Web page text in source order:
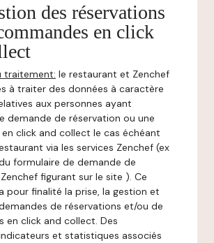
des réservations
en click
traitement: le restaurant et Zenchef
à traiter des données à caractère
aux personnes ayant
demande de réservation ou une
click and collect le cas échéant
via les services Zenchef (ex
formulaire de demande de
figurant sur le site ). Ce
pour finalité la prise, la gestion et
de réservations et/ou de
en click and collect. Des
et statistiques associés